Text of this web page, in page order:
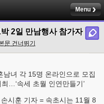
Menu
2일 만남행사 참가자
문 건너뛰기
녀 각 15명 온라인으로 모집
…‘속세 초월 인연만들기’
시훈 기자 = 속초시는 11월 8